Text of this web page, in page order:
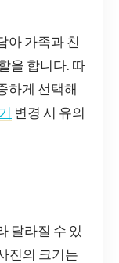
아 가족과 친
을 합니다. 따
하게 선택해
변경 시 유의
달라질 수 있
진의 크기는